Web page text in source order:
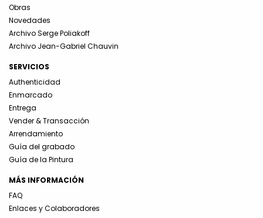
Obras
Novedades
Archivo Serge Poliakoff
Archivo Jean-Gabriel Chauvin
SERVICIOS
Authenticidad
Enmarcado
Entrega
Vender & Transacción
Arrendamiento
Guía del grabado
Guía de la Pintura
MÁS INFORMACIÓN
FAQ
Enlaces y Colaboradores